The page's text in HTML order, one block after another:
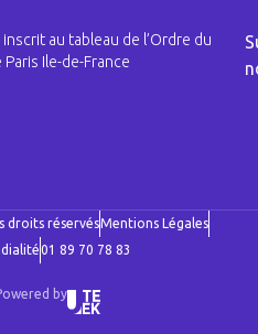
au tableau de l’Ordre du
Ile-de-France
droits réservésMentions Légales
01 89 70 78 83
by